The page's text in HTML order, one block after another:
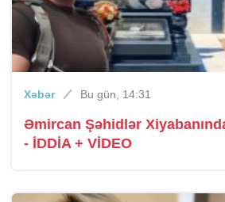
Xəbər Bu gün, 14:31
Əmircan Şəhidlər
- İDDİA + VİDEO